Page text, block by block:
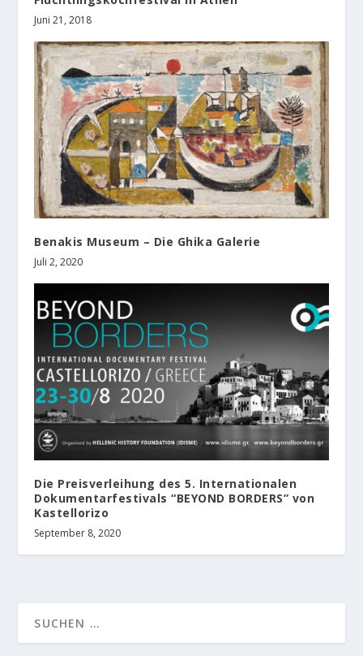
Juni 21, 2018
Benakis Museum – Die Ghika Galerie
Juli 2, 2020
Die Preisverleihung des 5. Internationalen
Dokumentarfestivals “BEYOND BORDERS” von
Kastellorizo
September 8, 2020